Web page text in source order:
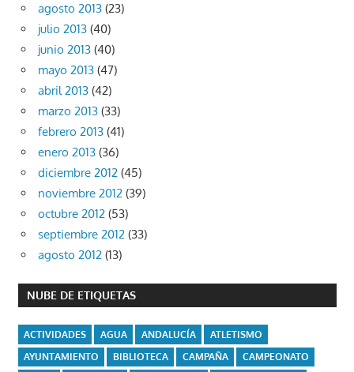
agosto 2013 (23)
julio 2013 (40)
junio 2013 (40)
mayo 2013 (47)
abril 2013 (42)
marzo 2013 (33)
febrero 2013 (41)
enero 2013 (36)
diciembre 2012 (45)
noviembre 2012 (39)
octubre 2012 (53)
septiembre 2012 (33)
agosto 2012 (13)
NUBE DE ETIQUETAS
ACTIVIDADES AGUA ANDALUCÍA
ATLETISMO
AYUNTAMIENTO
BIBLIOTECA CAMPAÑA
CAMPEONATO